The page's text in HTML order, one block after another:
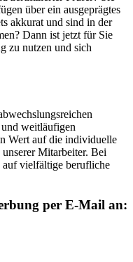
über ein ausgeprägtes
akkurat und sind in der
Dann ist jetzt für Sie
zu nutzen und sich
weitläufigen
Wert auf die individuelle
Mitarbeiter. Bei
auf vielfältige berufliche
per E-Mail an: